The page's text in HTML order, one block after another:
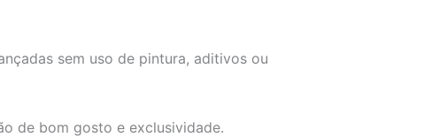
sem uso de pintura, aditivos ou
de bom gosto e exclusividade.